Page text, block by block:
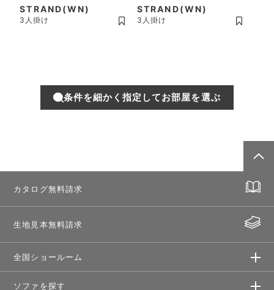
STRAND(WN)
3人掛け
STRAND(WN)
3人掛け
条件を細かく指定してお部屋を選ぶ
カタログ無料請求
生地見本無料請求
全国ショールーム
ソファを探す